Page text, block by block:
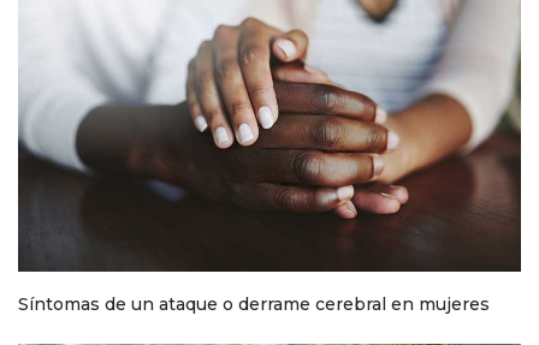
Síntomas de un ataque o derrame cerebral en mujeres